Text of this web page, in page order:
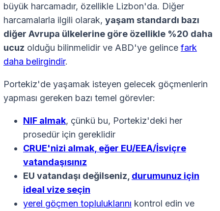
büyük harcamadır, özellikle Lizbon'da. Diğer
harcamalarla ilgili olarak, yaşam standardı bazı
diğer Avrupa ülkelerine göre özellikle %20 daha
ucuz olduğu bilinmelidir ve ABD'ye gelince fark
daha belirgindir.
Portekiz'de yaşamak isteyen gelecek göçmenlerin
yapması gereken bazı temel görevler:
NIF almak, çünkü bu, Portekiz'deki her
prosedür için gereklidir
CRUE'nizi almak, eğer EU/EEA/İsviçre
vatandaşısınız
EU vatandaşı değilseniz, durumunuz için
ideal vize seçin
yerel göçmen topluluklarını kontrol edin ve